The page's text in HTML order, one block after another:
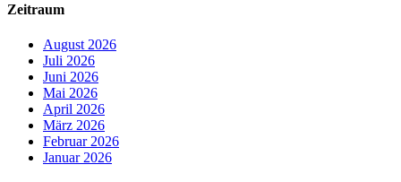
Zeitraum
August 2026
Juli 2026
Juni 2026
Mai 2026
April 2026
März 2026
Februar 2026
Januar 2026